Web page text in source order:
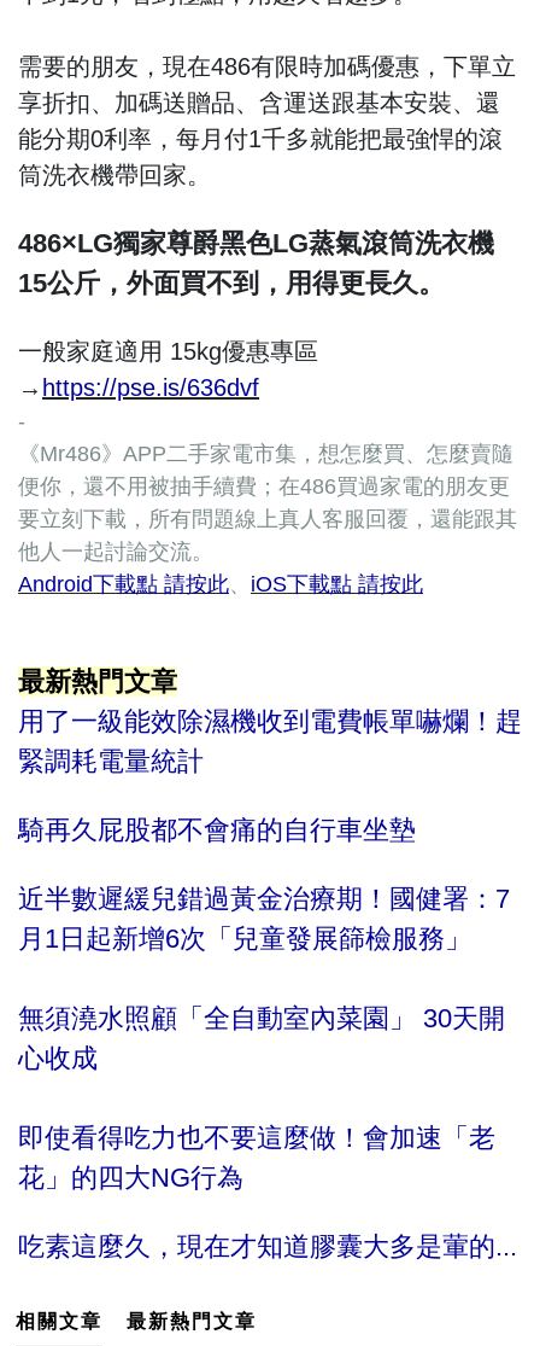
需要的朋友，現在486有限時加碼優惠，下單立
享折扣、加碼送贈品、含運送跟基本安裝、還
能分期0利率，每月付1千多就能把最強悍的滾
筒洗衣機帶回家。
486×LG獨家尊爵黑色LG蒸氣滾筒洗衣機
15公斤，外面買不到，用得更長久。
一般家庭適用 15kg優惠專區
→ https://pse.is/636dvf
-
《Mr486》APP二手家電市集，想怎麼買、怎麼賣隨
便你，還不用被抽手續費；在486買過家電的朋友更
要立刻下載，所有問題線上真人客服回覆，還能跟其
他人一起討論交流。
Android下載點 請按此、 iOS下載點 請按此
最新熱門文章
用了一級能效除濕機收到電費帳單嚇爛！趕
緊調耗電量統計
騎再久屁股都不會痛的自行車坐墊
近半數遲緩兒錯過黃金治療期！國健署：7
月1日起新增6次「兒童發展篩檢服務」
無須澆水照顧「全自動室內菜園」 30天開
心收成
即使看得吃力也不要這麼做！會加速「老
花」的四大NG行為
吃素這麼久，現在才知道膠囊大多是葷的...
相關文章 最新熱門文章